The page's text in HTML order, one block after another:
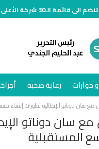
مبيعًا في سوق الدواء المصري خلال النصف الأول وتنمو 70%
و حوارات رعاية صحية
مع سان دوناتو الإيطالية تطورات
مع سان دوناتو
المستقبلية